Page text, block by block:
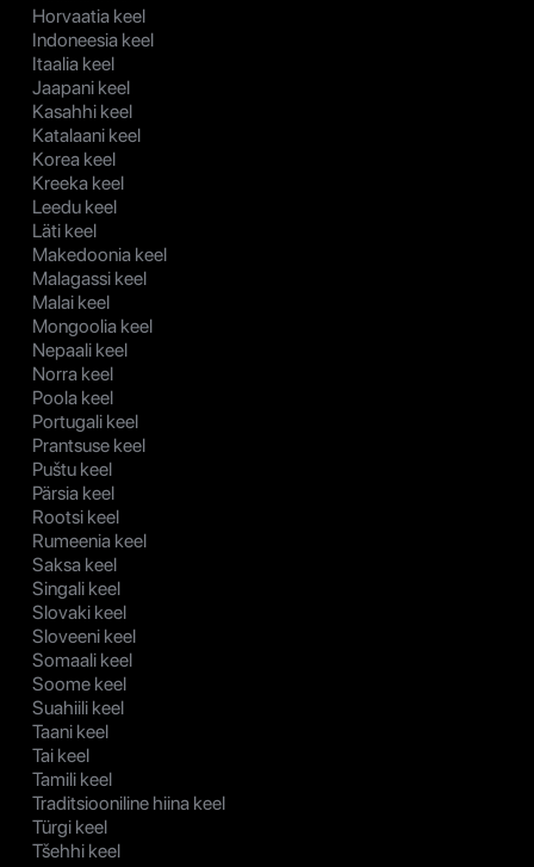
Horvaatia keel
Indoneesia keel
Itaalia keel
Jaapani keel
Kasahhi keel
Katalaani keel
Korea keel
Kreeka keel
Leedu keel
Läti keel
Makedoonia keel
Malagassi keel
Malai keel
Mongoolia keel
Nepaali keel
Norra keel
Poola keel
Portugali keel
Prantsuse keel
Puštu keel
Pärsia keel
Rootsi keel
Rumeenia keel
Saksa keel
Singali keel
Slovaki keel
Sloveeni keel
Somaali keel
Soome keel
Suahiili keel
Taani keel
Tai keel
Tamili keel
Traditsiooniline hiina keel
Türgi keel
Tšehhi keel